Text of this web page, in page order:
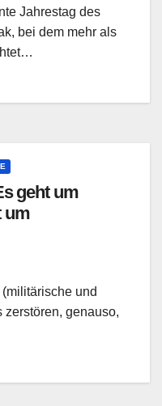
Jahrestag des
bei dem mehr als
geht um
um
und
zerstören, genauso,